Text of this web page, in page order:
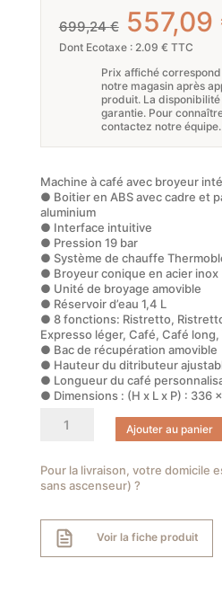
699,24€ Le
prix
initial
était :
557,09
Dont Ecotaxe : 2.09 € TTC
Prix affiché
notre magasin après
produit. La disponibilité
garantie. Pour
contactez notre équipe.
Machine à café avec broyeur
● Boitier en ABS avec cadre et
aluminium
● Interface intuitive
● Pression 19 bar
● Système de chauffe
● Broyeur conique en acier inox
● Unité de broyage amovible
● Réservoir d’eau 1,4 L
● 8 fonctions: Ristretto,
Expresso léger, Café, Café
● Bac de récupération amovible
● Hauteur du ditributeur
● Longueur du café
● Dimensions : (H x L x P) : 336
à
café
avec
broyeur
intégré
Ajouter au panier
Pour la livraison, votre domicile
sans ascenseur) ?
Voir la fiche produit